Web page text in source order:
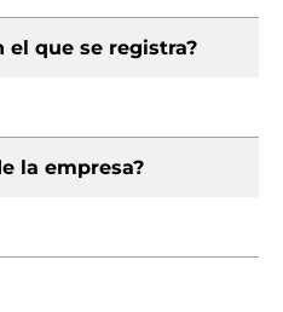
el que se registra?
la empresa?